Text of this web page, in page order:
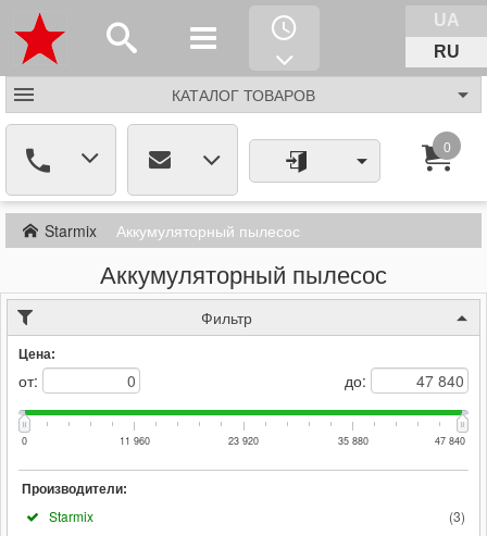
UA
RU
КАТАЛОГ ТОВАРОВ
0
Starmix Аккумуляторный пылесос
Аккумуляторный пылесос
Фильтр
Цена:
от: до:
0 11 960 23 920 35 880 47 840
Производители:
(3)
Starmix